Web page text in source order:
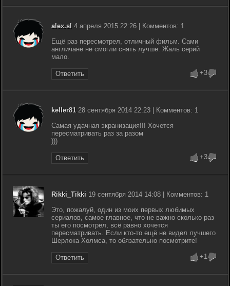
alex.sl 4 апреля 2015 22:26 | Комментов: 1
Ещё раз пересмотрел, отличный фильм. Сами
англичане не смогли снять лучше. Жаль серий
мало.
Ответить +3
keller81 28 сентября 2014 22:23 | Комментов: 1
Самая удачная экранизация!!! Хочется
пересматривать раз за разом
)))
Ответить +3
Rikki_Tikki 19 сентября 2014 14:08 | Комментов: 1
Это, пожалуй, один из моих первых любимых
сериалов, самое главное, что не важно сколько раз
ты его посмотрел, всё равно хочется
пересматривать. Если кто-то ещё не видел лучшего
Шерлока Холмса, то обязательно посмотрите!
Ответить +1